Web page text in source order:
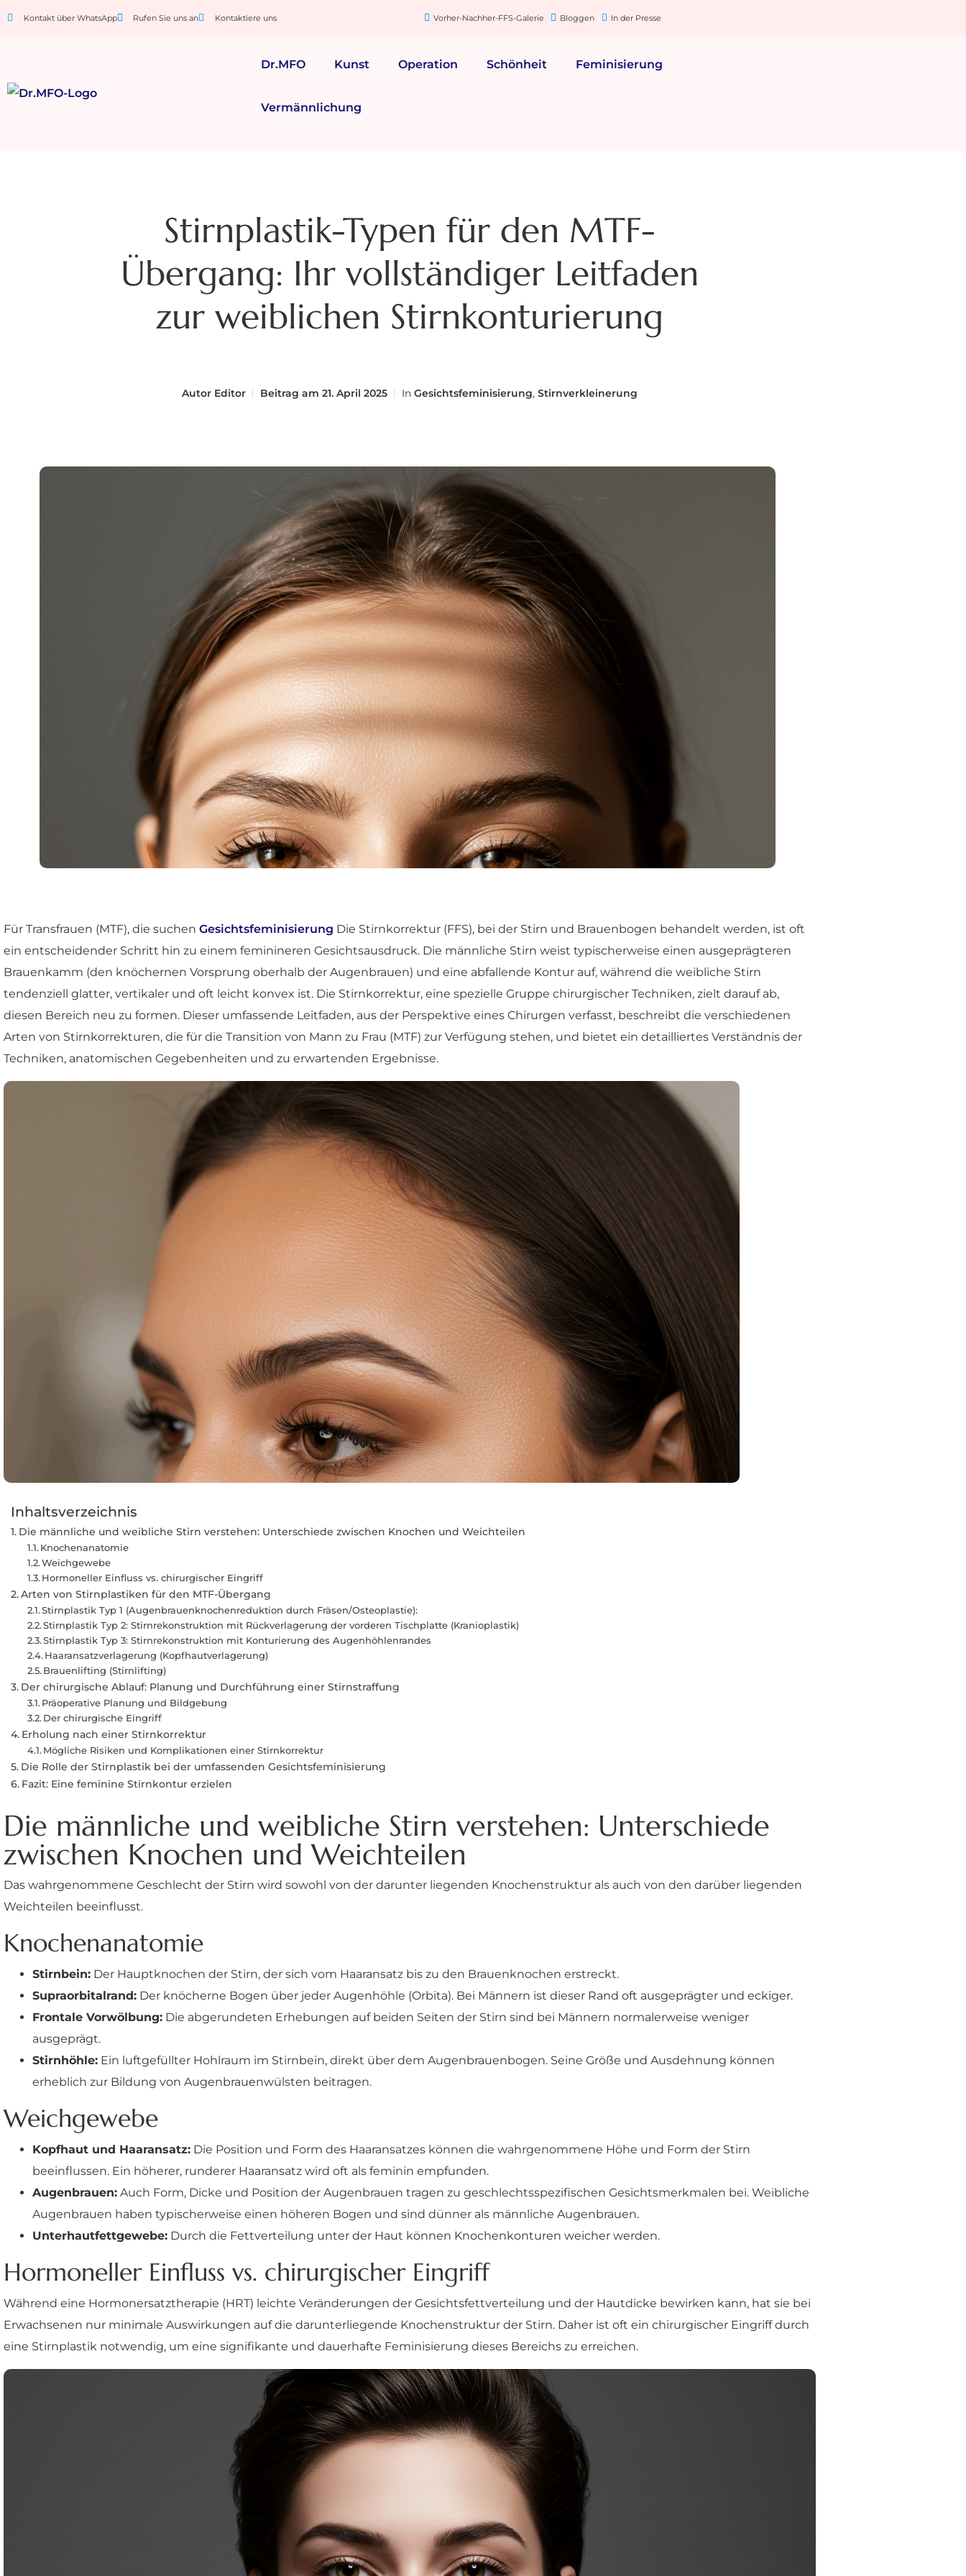
Kontakt über WhatsApp Rufen Sie uns an Kontaktiere uns Vorher-Nachher-FFS-Galerie Bloggen In der Presse
Dr.MFO Kunst Operation Schönheit Feminisierung
Vermännlichung
Stirnplastik-Typen für den MTF-
Übergang: Ihr vollständiger Leitfaden
zur weiblichen Stirnkonturierung
Autor Editor Beitrag am 21. April 2025 In Gesichtsfeminisierung, Stirnverkleinerung
Für Transfrauen (MTF), die suchen Gesichtsfeminisierung Die Stirnkorrektur (FFS), bei der Stirn und Brauenbogen behandelt werden, ist oft
ein entscheidender Schritt hin zu einem feminineren Gesichtsausdruck. Die männliche Stirn weist typischerweise einen ausgeprägteren
Brauenkamm (den knöchernen Vorsprung oberhalb der Augenbrauen) und eine abfallende Kontur auf, während die weibliche Stirn
tendenziell glatter, vertikaler und oft leicht konvex ist. Die Stirnkorrektur, eine spezielle Gruppe chirurgischer Techniken, zielt darauf ab,
diesen Bereich neu zu formen. Dieser umfassende Leitfaden, aus der Perspektive eines Chirurgen verfasst, beschreibt die verschiedenen
Arten von Stirnkorrekturen, die für die Transition von Mann zu Frau (MTF) zur Verfügung stehen, und bietet ein detailliertes Verständnis der
Techniken, anatomischen Gegebenheiten und zu erwartenden Ergebnisse.
Inhaltsverzeichnis
Die männliche und weibliche Stirn verstehen: Unterschiede zwischen Knochen und Weichteilen
Knochenanatomie
Weichgewebe
Hormoneller Einfluss vs. chirurgischer Eingriff
Arten von Stirnplastiken für den MTF-Übergang
Stirnplastik Typ 1 (Augenbrauenknochenreduktion durch Fräsen/Osteoplastie):
Stirnplastik Typ 2: Stirnrekonstruktion mit Rückverlagerung der vorderen Tischplatte (Kranioplastik)
Stirnplastik Typ 3: Stirnrekonstruktion mit Konturierung des Augenhöhlenrandes
Haaransatzverlagerung (Kopfhautverlagerung)
Brauenlifting (Stirnlifting)
Der chirurgische Ablauf: Planung und Durchführung einer Stirnstraffung
Präoperative Planung und Bildgebung
Der chirurgische Eingriff
Erholung nach einer Stirnkorrektur
Mögliche Risiken und Komplikationen einer Stirnkorrektur
Die Rolle der Stirnplastik bei der umfassenden Gesichtsfeminisierung
Fazit: Eine feminine Stirnkontur erzielen
Die männliche und weibliche Stirn verstehen: Unterschiede
zwischen Knochen und Weichteilen
Das wahrgenommene Geschlecht der Stirn wird sowohl von der darunter liegenden Knochenstruktur als auch von den darüber liegenden
Weichteilen beeinflusst.
Knochenanatomie
Stirnbein: Der Hauptknochen der Stirn, der sich vom Haaransatz bis zu den Brauenknochen erstreckt.
Supraorbitalrand: Der knöcherne Bogen über jeder Augenhöhle (Orbita). Bei Männern ist dieser Rand oft ausgeprägter und eckiger.
Frontale Vorwölbung: Die abgerundeten Erhebungen auf beiden Seiten der Stirn sind bei Männern normalerweise weniger
ausgeprägt.
Stirnhöhle: Ein luftgefüllter Hohlraum im Stirnbein, direkt über dem Augenbrauenbogen. Seine Größe und Ausdehnung können
erheblich zur Bildung von Augenbrauenwülsten beitragen.
Weichgewebe
Kopfhaut und Haaransatz: Die Position und Form des Haaransatzes können die wahrgenommene Höhe und Form der Stirn
beeinflussen. Ein höherer, runderer Haaransatz wird oft als feminin empfunden.
Augenbrauen: Auch Form, Dicke und Position der Augenbrauen tragen zu geschlechtsspezifischen Gesichtsmerkmalen bei. Weibliche
Augenbrauen haben typischerweise einen höheren Bogen und sind dünner als männliche Augenbrauen.
Unterhautfettgewebe: Durch die Fettverteilung unter der Haut können Knochenkonturen weicher werden.
Hormoneller Einfluss vs. chirurgischer Eingriff
Während eine Hormonersatztherapie (HRT) leichte Veränderungen der Gesichtsfettverteilung und der Hautdicke bewirken kann, hat sie bei
Erwachsenen nur minimale Auswirkungen auf die darunterliegende Knochenstruktur der Stirn. Daher ist oft ein chirurgischer Eingriff durch
eine Stirnplastik notwendig, um eine signifikante und dauerhafte Feminisierung dieses Bereichs zu erreichen.